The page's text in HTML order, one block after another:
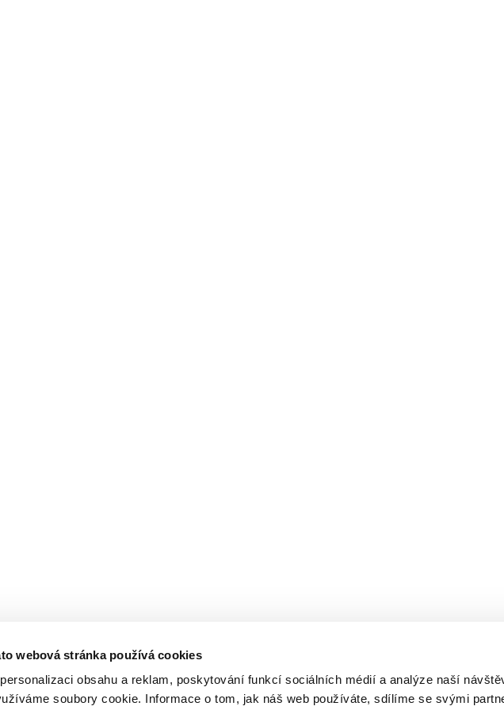
webová stránka používá cookies
obsahu a reklam, poskytování funkcí sociálních médií a analýze naší
soubory cookie. Informace o tom, jak náš web používáte, sdílíme se svými